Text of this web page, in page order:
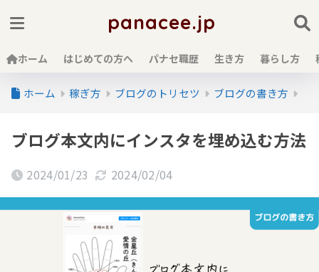
panacee.jp
ホーム はじめての方へ パナセ職歴 生き方 暮らし方
ホーム 稼ぎ方 ブログのトリセツ ブログの書き方
ブログ本文内にインスタを埋め込む方法
2024/01/23 2024/02/04